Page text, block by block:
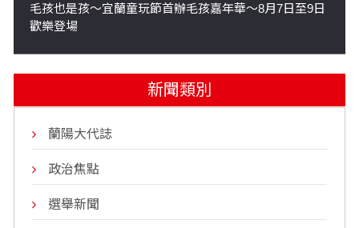
毛孩也是孩～宜蘭童玩節首辦毛孩嘉年華～8月7日至9日
歡樂登場
新聞類別
蘭陽大代誌
政治焦點
選舉新聞